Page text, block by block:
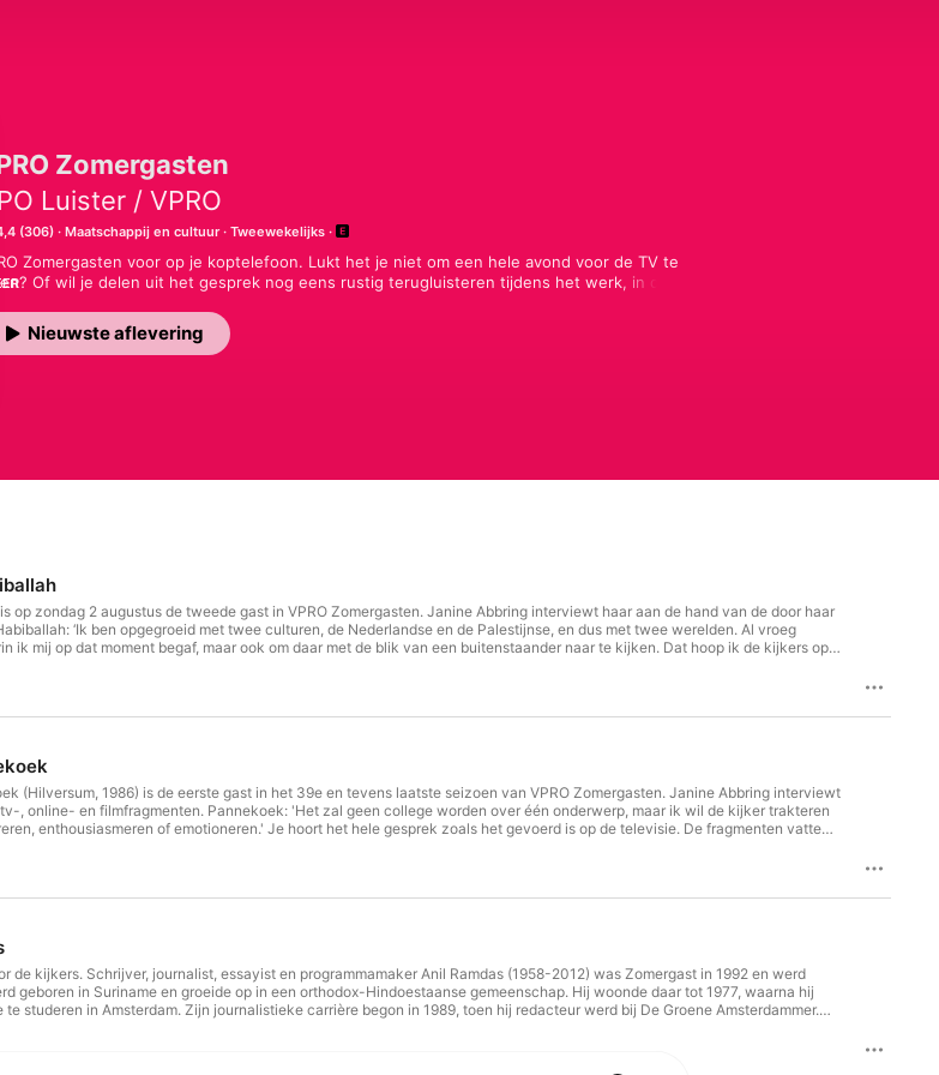
Zomergasten
Luister / VPRO
(306) Maatschappij en cultuur Tweewekelijks
Zomergasten voor op je koptelefoon. Lukt het je niet om een hele avond voor de TV te
Of wil je delen uit het gesprek nog eens rustig terugluisteren tijdens het werk, in de
terug. De fragmenten vatten we voor je samen, zodat je kunt horen wat je niet ziet.
Nieuwste aflevering
op zondag 2 augustus de tweede gast in VPRO Zomergasten. Janine Abbring interviewt haar aan de hand van de door haar
‘Ik ben opgegroeid met twee culturen, de Nederlandse en de Palestijnse, en dus met twee werelden. Al vroeg
ik mij op dat moment begaf, maar ook om daar met de blik van een buitenstaander naar te kijken. Dat hoop ik de kijkers op
Techniek: Alfred Koster Voice-over: Sophie Derkzen
(Hilversum, 1986) is de eerste gast in het 39e en tevens laatste seizoen van VPRO Zomergasten. Janine Abbring interviewt
, online- en filmfragmenten. Pannekoek: 'Het zal geen college worden over één onderwerp, maar ik wil de kijker trakteren
enthousiasmeren of emotioneren.' Je hoort het hele gesprek zoals het gevoerd is op de televisie. De fragmenten vatten
de kijkers. Schrijver, journalist, essayist en programmamaker Anil Ramdas (1958-2012) was Zomergast in 1992 en werd
geboren in Suriname en groeide op in een orthodox-Hindoestaanse gemeenschap. Hij woonde daar tot 1977, waarna hij
studeren in Amsterdam. Zijn journalistieke carrière begon in 1989, toen hij redacteur werd bij De Groene Amsterdammer.
De fragmenten vatten we voor je samen, zodat je kunt horen wat je niet ziet. Redactie: Ella Meng Techniek: Alfred